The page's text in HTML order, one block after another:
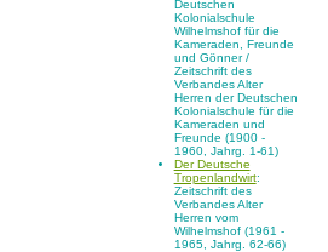
Deutschen
Kolonialschule
Wilhelmshof für die
Kameraden, Freunde
und Gönner /
Zeitschrift des
Verbandes Alter
Herren der Deutschen
Kolonialschule für die
Kameraden und
Freunde (1900 -
1960, Jahrg. 1-61)
Der Deutsche
Tropenlandwirt:
Zeitschrift des
Verbandes Alter
Herren vom
Wilhelmshof (1961 -
1965, Jahrg. 62-66)